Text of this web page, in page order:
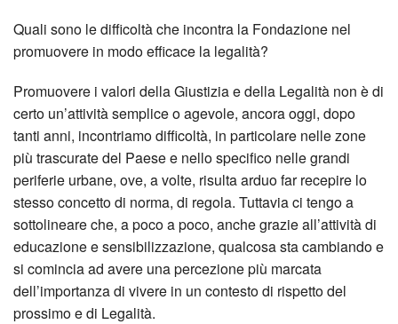
Quali sono le difficoltà che incontra la Fondazione nel
promuovere in modo efficace la legalità?
Promuovere i valori della Giustizia e della Legalità non è di
certo un’attività semplice o agevole, ancora oggi, dopo
tanti anni, incontriamo difficoltà, in particolare nelle zone
più trascurate del Paese e nello specifico nelle grandi
periferie urbane, ove, a volte, risulta arduo far recepire lo
stesso concetto di norma, di regola. Tuttavia ci tengo a
sottolineare che, a poco a poco, anche grazie all’attività di
educazione e sensibilizzazione, qualcosa sta cambiando e
si comincia ad avere una percezione più marcata
dell’importanza di vivere in un contesto di rispetto del
prossimo e di Legalità.